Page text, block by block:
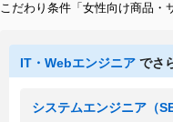
こだわり条件「女性向け商品・
IT・Webエンジニア でさ
システムエンジニア（SE